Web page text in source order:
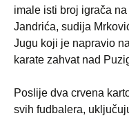
imale isti broj igrača
Jandrića, sudija
Jugu koji je napravio
karate zahvat nad
Poslije dva crvena
svih fudbalera,